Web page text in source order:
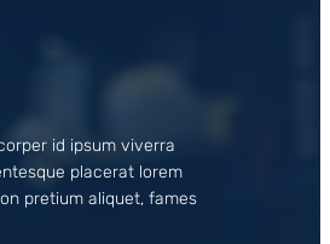
id ipsum viverra
placerat lorem
pretium aliquet, fames